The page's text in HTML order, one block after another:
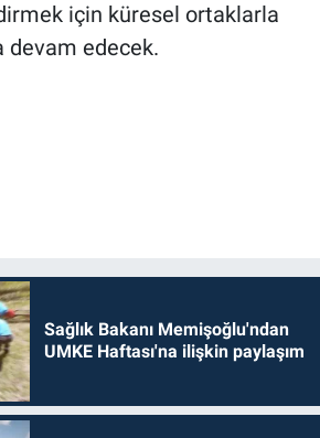
için küresel ortaklarla
devam edecek.
Sağlık Bakanı Memişoğlu'ndan
UMKE Haftası'na ilişkin paylaşım